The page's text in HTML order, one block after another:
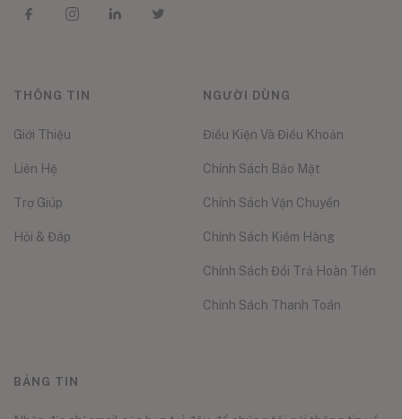
THÔNG TIN
Giới Thiệu
Liên Hệ
Trợ Giúp
Hỏi & Đáp
NGƯỜI DÙNG
Điều Kiện Và Điều Khoản
Chính Sách Bảo Mật
Chính Sách Vận Chuyển
Chính Sách Kiểm Hàng
Chính Sách Đổi Trả Hoàn Tiền
Chính Sách Thanh Toán
BẢNG TIN